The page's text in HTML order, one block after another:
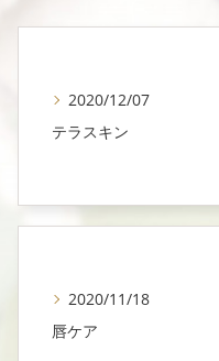
2020/12/07
テラスキン
2020/11/18
唇ケア